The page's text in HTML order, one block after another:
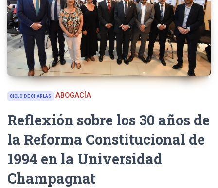
CICLO DE CHARLAS ABOGACÍA
Reflexión sobre los 30 años de
la Reforma Constitucional de
1994 en la Universidad
Champagnat